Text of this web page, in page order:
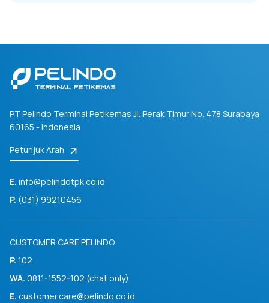
PT Pelindo Terminal PetikemasJl. Perak Timur No. 478 Surabaya
60165 - Indonesia
Petunjuk Arah
E. info@pelindotpk.co.id
P. (031) 99210456
CUSTOMER CARE PELINDO
P. 102
WA. 0811-1552-102 (chat only)
E. customer.care@pelindo.co.id